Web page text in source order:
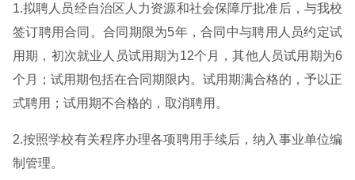
1.拟聘人员经自治区人力资源和社会保障厅批准后，与我校
签订聘用合同。合同期限为5年，合同中与聘用人员约定试
用期，初次就业人员试用期为12个月，其他人员试用期为6
个月；试用期包括在合同期限内。试用期满合格的，予以正
式聘用；试用期不合格的，取消聘用。
2.按照学校有关程序办理各项聘用手续后，纳入事业单位编
制管理。